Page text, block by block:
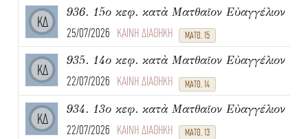
ΚΔ
936. 15ο κεφ. κατὰ Ματθαῖον Εὐαγγέλιον
25/07/2026 ΚΑΙΝΗ ΔΙΑΘΗΚΗ ΜΑΤΘ. 15
ΚΔ
935. 14ο κεφ. κατὰ Ματθαῖον Εὐαγγέλιον
22/07/2026 ΚΑΙΝΗ ΔΙΑΘΗΚΗ ΜΑΤΘ. 14
ΚΔ
934. 13ο κεφ. κατὰ Ματθαῖον Εὐαγγέλιον
22/07/2026 ΚΑΙΝΗ ΔΙΑΘΗΚΗ ΜΑΤΘ. 13